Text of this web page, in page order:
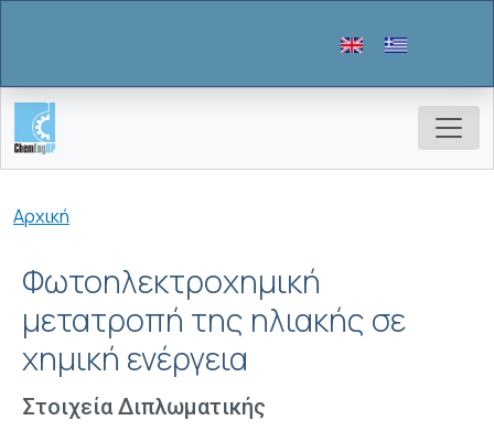
Breadcrumb
Αρχική
Φωτοηλεκτροχημική
μετατροπή της ηλιακής σε
χημική ενέργεια
Στοιχεία Διπλωματικής